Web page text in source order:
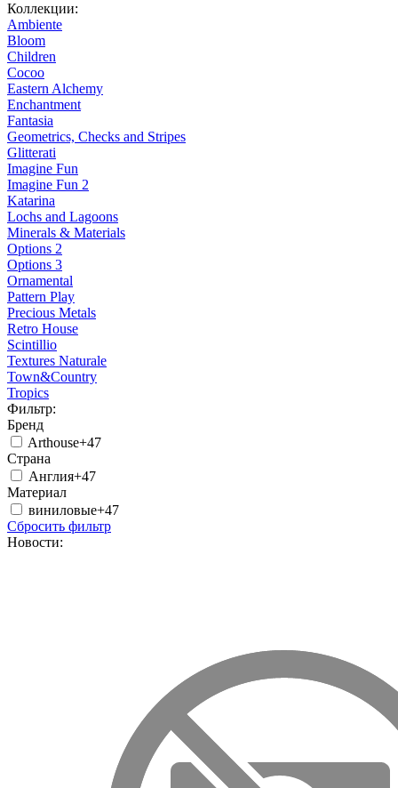
Коллекции:
Ambiente
Bloom
Children
Cocoo
Eastern Alchemy
Enchantment
Fantasia
Geometrics, Checks and Stripes
Glitterati
Imagine Fun
Imagine Fun 2
Katarina
Lochs and Lagoons
Minerals & Materials
Options 2
Options 3
Ornamental
Pattern Play
Precious Metals
Retro House
Scintillio
Textures Naturale
Town&Country
Tropics
Фильтр:
Бренд
Arthouse+47
Страна
Англия+47
Материал
виниловые+47
Сбросить фильтр
Новости: